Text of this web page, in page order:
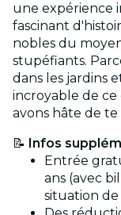
une expérience
fascinant
nobles du
stupéfiants.
dans les jardins
incroyable de ce
avons hâte de
📝
Infos
Entrée
ans (avec
situation